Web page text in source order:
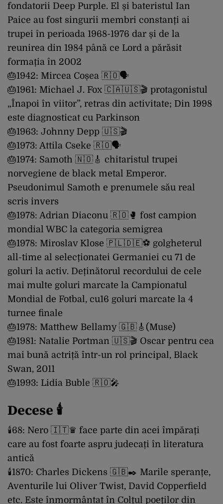
fondatorii Deep Purple. El și bateristul Ian
Paice au fost singurii membri constanți ai
trupei în perioada 1968-1976 dar și de la
reunirea din 1984 până ce Lord a părăsit
formația în 2002
🎂1942: Mircea Coșea 🇷🇴🗣️
🎂1961: Michael J. Fox 🇨🇦🇺🇸🎬 protagonistul
„Înapoi în viitor”, retras din activitate; Din 1998
este diagnosticat cu Parkinson
🎂1963: Johnny Depp 🇺🇸🎬
🎂1973: Attila Cseke 🇷🇴🗣️
🎂1974: Samoth 🇳🇴🎸 chitaristul trupei
norvegiene de black metal Emperor.
Pseudonimul Samoth e prenumele său real
scris invers
🎂1978: Adrian Diaconu 🇷🇴🥊 fost campion
mondial WBC la categoria semigrea
🎂1978: Miroslav Klose 🇵🇱🇩🇪⚽️ golgheterul
all-time al selecționatei Germaniei cu 71 de
goluri la activ. Deținătorul recordului de cele
mai multe goluri marcate la Campionatul
Mondial de Fotbal, cu16 goluri marcate la 4
turnee finale
🎂1978: Matthew Bellamy 🇬🇧🎸(Muse)
🎂1981: Natalie Portman 🇺🇸🎬 Oscar pentru cea
mai bună actriță într-un rol principal, Black
Swan, 2011
🎂1993: Lidia Buble 🇷🇴🎤
Decese 🕯
🕯️68: Nero 🇮🇹♛ face parte din acei împărați
care au fost foarte aspru judecați în literatura
antică
🕯️1870: Charles Dickens 🇬🇧✒️ Marile speranțe,
Aventurile lui Oliver Twist, David Copperfield
etc. Este înmormântat în Colțul poeților din